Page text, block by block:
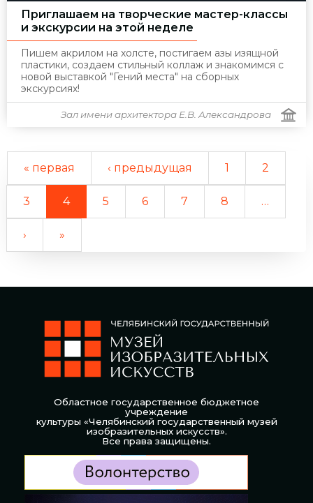
Приглашаем на творческие мастер-классы
и экскурсии на этой неделе
Пишем акрилом на холсте, постигаем азы изящной
пластики, создаем стильный коллаж и знакомимся с
новой выставкой "Гений места" на сборных
экскурсиях!
Зал имени архитектора Е.В. Александрова
« первая ‹ предыдущая 1 2
3 4 5 6 7 8 …
› »
Областное государственное бюджетное
учреждение
культуры «Челябинский государственный музей
изобразительных искусств».
Все права защищены.